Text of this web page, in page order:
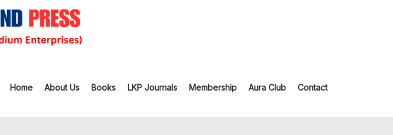
Home About Us Books LKP Journals Membership Aura Club Contact